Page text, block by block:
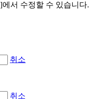
서 수정할 수 있습니다.
취소
취소